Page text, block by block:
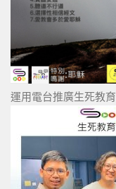
運用電台推廣生死教育